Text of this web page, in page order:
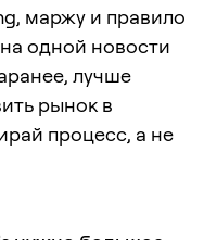
маржу и правило
одной новости
лучше
рынок в
процесс, а не